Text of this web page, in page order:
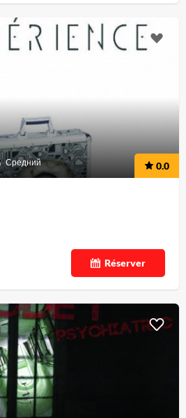
Средний 0.0
Réserver